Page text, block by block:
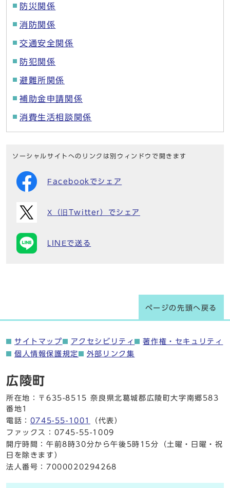
防災関係
消防関係
交通安全関係
防犯関係
避難所関係
補助金申請関係
消費生活相談関係
ソーシャルサイトへのリンクは別ウィンドウで開きます
Facebookでシェア
X（旧Twitter）でシェア
LINEで送る
ページの先頭へ戻る
サイトマップ アクセシビリティ
著作権・セキュリティ
個人情報保護規定
外部リンク集
広陵町
所在地：〒635-8515 奈良県北葛城郡広陵町大字南郷583
番地1
電話： 0745-55-1001
（代表）
ファックス：0745-55-1009
開庁時間：午前8時30分から午後5時15分（土曜・日曜・祝
日を除きます）
法人番号：7000020294268